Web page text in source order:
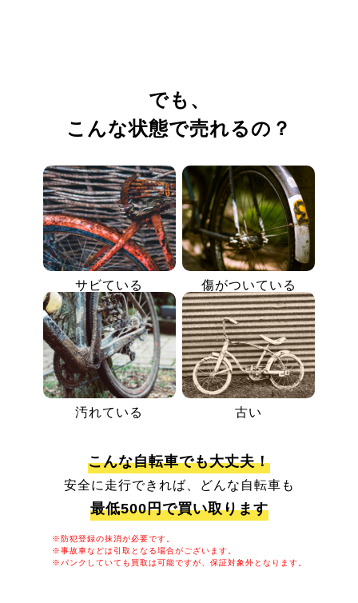
でも、
こんな状態で売れるの？
サビている 傷がついている
汚れている 古い
こんな自転車でも大丈夫！
安全に走行できれば、どんな自転車も
最低500円で買い取ります
※防犯登録の抹消が必要です。
※事故車などは引取となる場合がございます。
※パンクしていても買取は可能ですが、保証対象外となります。